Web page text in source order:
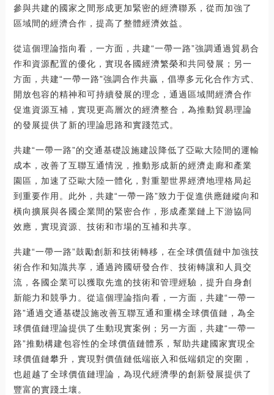
參與共建的國家之間形成更加緊密的經濟聯系，從而加強了
區域間的經濟合作，提高了整體經濟效益。
從這個理論指向看，一方面，共建“一帶一路”強調通過貿易合
作和資源配置的優化，實現各國經濟繁榮和共同發展；另一
方面，共建“一帶一路”強調合作共贏，倡導多元化合作方式、
開放包容的精神和可持續發展的理念，通過區域間經濟合作
促進資源互補，實現更高層次的經濟整合，為推動貿易理論
的發展提供了新的理論思路和實踐范式。
共建“一帶一路”的交通基礎設施建設降低了亞歐大陸間的運輸
成本，改善了互聯互通情況，推動形成新的經濟走廊和產業
園區，加速了亞歐大陸一體化，對重塑世界經濟地理格局起
到重要作用。此外，共建“一帶一路”致力于促進供應鏈縱向和
橫向擴展與各國企業間的緊密合作，形成產業鏈上下游協同
效應，實現資源、技術和市場的互補和共享。
共建“一帶一路”鼓勵創新和技術轉移，在全球價值鏈中加強技
術合作和知識共享，通過跨國研發合作、技術轉讓和人員交
流，各國企業可以獲取先進的技術和管理經驗，提升自身創
新能力和競爭力。從這個理論指向看，一方面，共建“一帶一
路”通過交通基礎設施改善互聯互通和重構全球價值鏈，為全
球價值鏈理論提供了生動現實案例；另一方面，共建“一帶一
路”推動構建包容性的全球價值鏈體系，幫助共建國家實現全
球價值鏈攀升，實現對價值鏈低端嵌入和低端鎖定的突圍，
也超越了全球價值鏈理論，為現代經濟學的創新發展提供了
豐富的實踐土壤。